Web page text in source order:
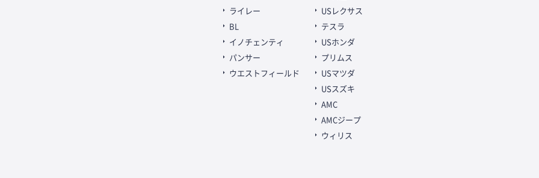
ライレー
BL
イノチェンティ
パンサー
ウエストフィールド
USレクサス
テスラ
USホンダ
プリムス
USマツダ
USスズキ
AMC
AMCジープ
ウィリス